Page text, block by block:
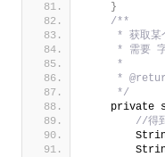
}
/**
* 获取某
* 需要
     *
*
     */
private
//得